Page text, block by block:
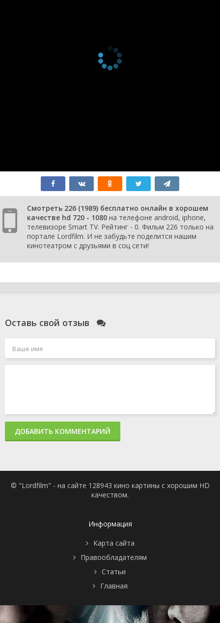
Смотреть 226 (1989) бесплатно онлайн в хорошем
качестве hd 720 - 1080 на телефоне android, iphone,
телевизоре Smart TV. Рейтинг - 0. Фильм 226 только на
портале Lordfilm. И не забудьте поделится нашим
кинотеатром с друзьями в соц сети!
Оставь свой отзыв
ДОБАВИТЬ КОММЕНТАРИЙ
© "Lordfilm" - на сайте 128943 кино картины с хорошим HD
качеством.
Информация
Карта сайта
Правообладателям
Статьи
Главная